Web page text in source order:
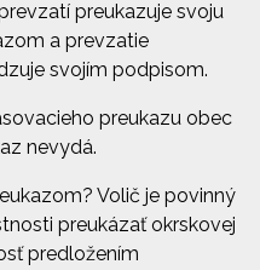
preukazuje svoju
a prevzatie
svojím podpisom.
preukazu obec
nevydá.
Volič je povinný
preukázať okrskovej
predložením